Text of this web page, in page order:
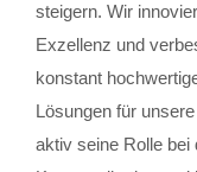
steigern. Wir
Exzellenz und
konstant
Lösungen für
aktiv seine Rolle bei